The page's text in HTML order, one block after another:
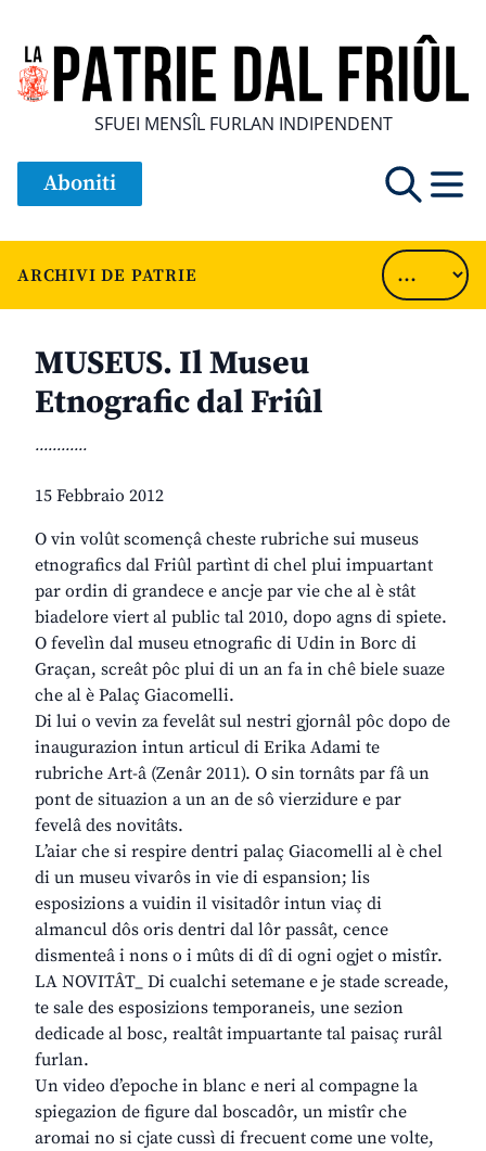
SFUEI MENSÎL FURLAN INDIPENDENT
Aboniti
ARCHIVI DE PATRIE
MUSEUS. Il Museu
Etnografic dal Friûl
............
15 Febbraio 2012
O vin volût scomençâ cheste rubriche sui museus
etnografics dal Friûl partìnt di chel plui impuartant
par ordin di grandece e ancje par vie che al è stât
biadelore viert al public tal 2010, dopo agns di spiete.
O fevelìn dal museu etnografic di Udin in Borc di
Graçan, screât pôc plui di un an fa in chê biele suaze
che al è Palaç Giacomelli.
Di lui o vevin za fevelât sul nestri gjornâl pôc dopo de
inaugurazion intun articul di Erika Adami te
rubriche Art-â (Zenâr 2011). O sin tornâts par fâ un
pont de situazion a un an de sô vierzidure e par
fevelâ des novitâts.
L’aiar che si respire dentri palaç Giacomelli al è chel
di un museu vivarôs in vie di espansion; lis
esposizions a vuidin il visitadôr intun viaç di
almancul dôs oris dentri dal lôr passât, cence
dismenteâ i nons o i mûts di dî di ogni ogjet o mistîr.
LA NOVITÂT_ Di cualchi setemane e je stade screade,
te sale des esposizions temporaneis, une sezion
dedicade al bosc, realtât impuartante tal paisaç rurâl
furlan.
Un video d’epoche in blanc e neri al compagne la
spiegazion de figure dal boscadôr, un mistîr che
aromai no si cjate cussì di frecuent come une volte,